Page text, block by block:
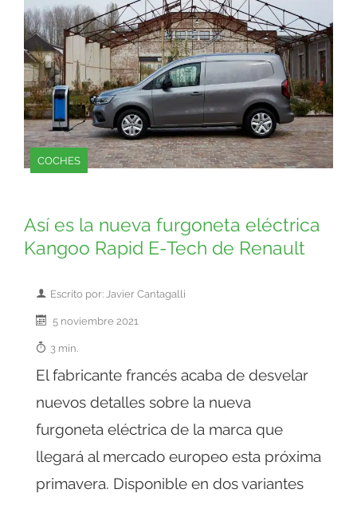
COCHES
Así es la nueva furgoneta eléctrica
Kangoo Rapid E-Tech de Renault
Escrito por: Javier Cantagalli
5 noviembre 2021
3 min.
El fabricante francés acaba de desvelar
nuevos detalles sobre la nueva
furgoneta eléctrica de la marca que
llegará al mercado europeo esta próxima
primavera. Disponible en dos variantes